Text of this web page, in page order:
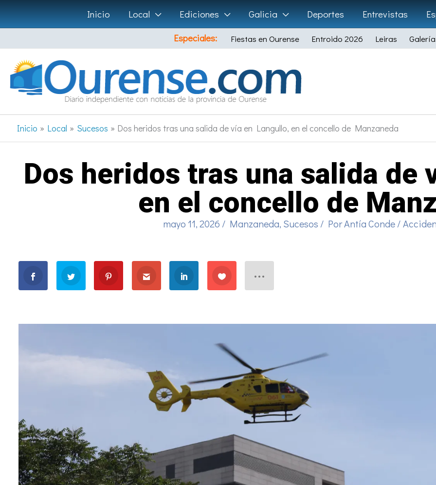
Ir
al
contenido
Inicio Local Ediciones Galicia Deportes Entrevistas
Especiales:
Fiestas en Ourense Entroido 2026 Leiras
Inicio Local Sucesos Dos heridos tras una salida de vía en Langullo, en el concello de Manzaneda
Dos heridos tras una salida de
en el concello de
mayo 11, 2026 / Manzaneda, Sucesos / PorAntía Conde/